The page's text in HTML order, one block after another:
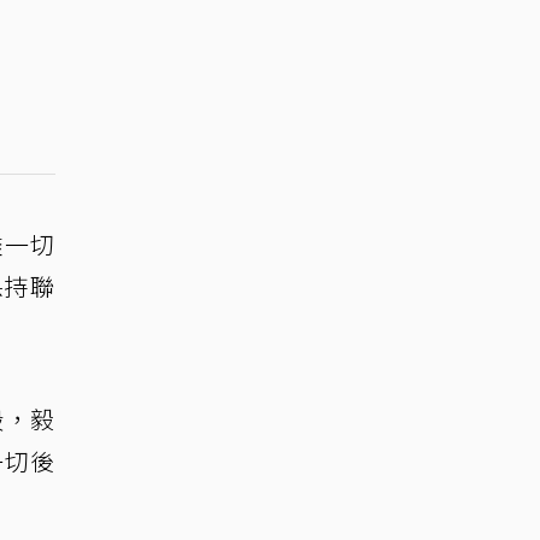
切
聯
毅
後